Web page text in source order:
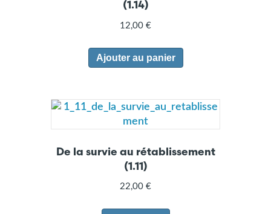
(1.14)
12,00 €
Ajouter au panier
De la survie au rétablissement
(1.11)
22,00 €